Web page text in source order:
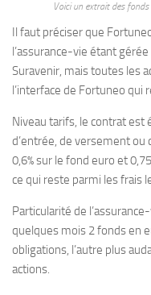
Voici un extrait des
Il faut préciser que
l’assurance-vie étant
Suravenir, mais toutes les
l’interface de Fortuneo qui
Niveau tarifs, le contrat est
d’entrée, de versement ou
0,6% sur le fond euro et
ce qui reste parmi les frais
Particularité de
quelques mois 2 fonds en
obligations, l’autre plus
actions.